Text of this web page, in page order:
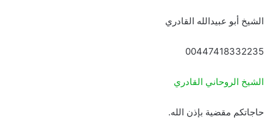
الشيخ أبو عبيدالله القادري
00447418332235
الشيخ الروحاني القادري
حاجاتكم مقضية بإذن الله.